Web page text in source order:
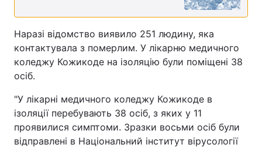
Наразі відомство виявило 251 людину, яка
контактувала з померлим. У лікарню медичного
коледжу Кожикоде на ізоляцію були поміщені 38
осіб.
"У лікарні медичного коледжу Кожикоде в
ізоляції перебувають 38 осіб, з яких у 11
проявилися симптоми. Зразки восьми осіб були
відправлені в Національний інститут вірусології